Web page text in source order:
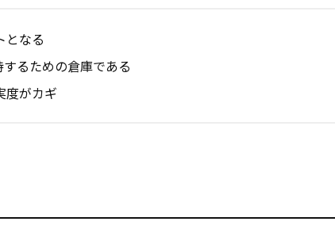
となる
るための倉庫である
度がカギ